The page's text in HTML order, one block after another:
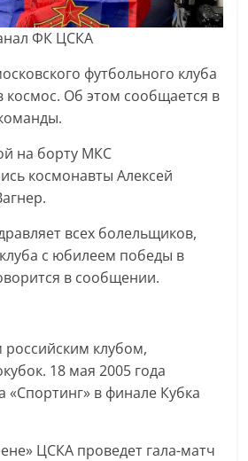
ФК ЦСКА
футбольного клуба
космос. Об этом сообщается в
на борту МКС
космонавты Алексей
всех болельщиков,
с юбилеем победы в
в сообщении.
клубом,
18 мая 2005 года
«Спортинг» в финале Кубка
ЦСКА проведет гала-матч